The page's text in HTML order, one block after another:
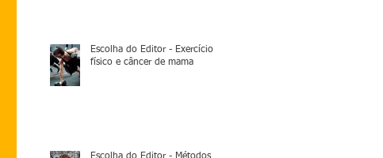
Escolha do Editor - Exercício
físico e câncer de mama